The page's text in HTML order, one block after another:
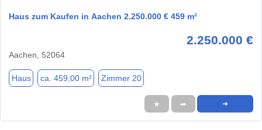
Haus zum Kaufen in Aachen 2.250.000 € 459 m²
2.250.000 €
Aachen, 52064
Haus ca. 459,00 m² Zimmer 20
★ ➦ ➜